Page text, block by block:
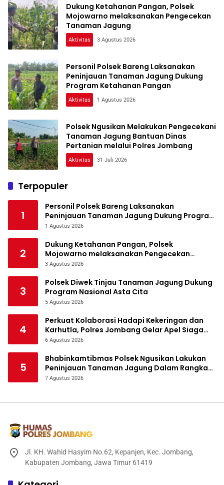
Dukung Ketahanan Pangan, Polsek
Mojowarno melaksanakan Pengecekan
Tanaman Jagung
Aktivitas 3 Agustus 2026
Personil Polsek Bareng Laksanakan
Peninjauan Tanaman Jagung Dukung
Program Ketahanan Pangan
Aktivitas 1 Agustus 2026
Polsek Ngusikan Melakukan Pengecekani
Tanaman Jagung Bantuan Dinas
Pertanian melalui Polres Jombang
Aktivitas 31 Juli 2026
Terpopuler
1
Personil Polsek Bareng Laksanakan
Peninjauan Tanaman Jagung Dukung Program
Ketahanan Pangan
1 Agustus 2026
2
Dukung Ketahanan Pangan, Polsek
Mojowarno melaksanakan Pengecekan
Tanaman Jagung
3 Agustus 2026
3
Polsek Diwek Tinjau Tanaman Jagung Dukung
Program Nasional Asta Cita
5 Agustus 2026
4
Perkuat Kolaborasi Hadapi Kekeringan dan
Karhutla, Polres Jombang Gelar Apel Siaga
Bencana
6 Agustus 2026
5
Bhabinkamtibmas Polsek Ngusikan Lakukan
Peninjauan Tanaman Jagung Dalam Rangka
Mendukung Ketahanan Pangan
7 Agustus 2026
Jl. KH. Wahid Hasyim No.62, Kepanjen, Kec. Jombang,
Kabupaten Jombang, Jawa Timur 61419